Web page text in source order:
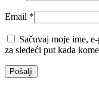
Email *
Sačuvaj moje ime,
za sledeći put kada